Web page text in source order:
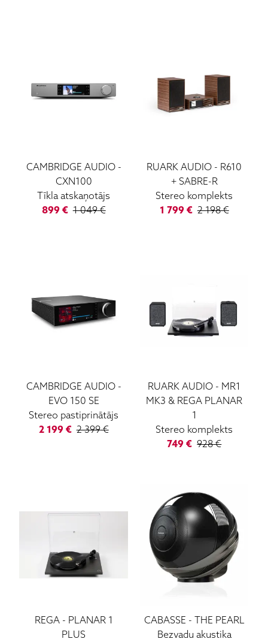
CAMBRIDGE AUDIO-
CXN100
Tīkla atskaņotājs
899€ 1 049€
RUARK AUDIO - R610
+ SABRE-R
Stereo komplekts
1 799€ 2 198€
CAMBRIDGE AUDIO-
EVO 150 SE
Stereo pastiprinātājs
2 199€ 2 399€
RUARK AUDIO - MR1
MK3 & REGA PLANAR
1
Stereo komplekts
749 € 928€
REGA- PLANAR 1
PLUS
CABASSE - THE PEARL
Bezvadu akustika